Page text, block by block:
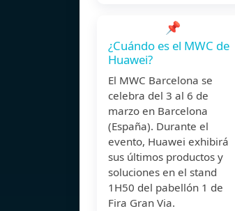
📌
¿Cuándo es el MWC de
Huawei?
El MWC Barcelona se
celebra del 3 al 6 de
marzo en Barcelona
(España). Durante el
evento, Huawei exhibirá
sus últimos productos y
soluciones en el stand
1H50 del pabellón 1 de
Fira Gran Via.